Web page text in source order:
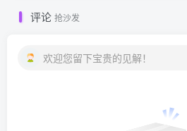
评论 抢沙发
欢迎您留下宝贵的见解！